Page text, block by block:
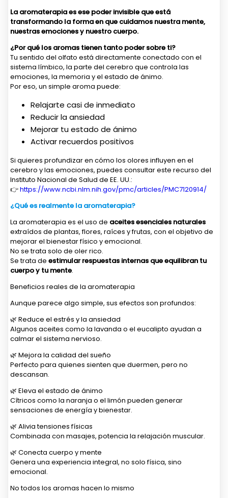
La aromaterapia es ese poder invisible que está
transformando la forma en que cuidamos nuestra mente,
nuestras emociones y nuestro cuerpo.
¿Por qué los aromas tienen tanto poder sobre ti?
Tu sentido del olfato está directamente conectado con el
sistema límbico, la parte del cerebro que controla las
emociones, la memoria y el estado de ánimo.
Por eso, un simple aroma puede:
Relajarte casi de inmediato
Reducir la ansiedad
Mejorar tu estado de ánimo
Activar recuerdos positivos
Si quieres profundizar en cómo los olores influyen en el
cerebro y las emociones, puedes consultar este recurso del
Instituto Nacional de Salud de EE. UU.:
👉https://www.ncbi.nlm.nih.gov/pmc/articles/PMC7120914/
¿Qué es realmente la aromaterapia?
La aromaterapia es el uso de aceites esenciales naturales
extraídos de plantas, flores, raíces y frutas, con el objetivo de
mejorar el bienestar físico y emocional.
No se trata solo de oler rico.
Se trata de estimular respuestas internas que equilibran tu
cuerpo y tu mente.
Beneficios reales de la aromaterapia
Aunque parece algo simple, sus efectos son profundos:
🌿 Reduce el estrés y la ansiedad
Algunos aceites como la lavanda o el eucalipto ayudan a
calmar el sistema nervioso.
🌿 Mejora la calidad del sueño
Perfecto para quienes sienten que duermen, pero no
descansan.
🌿 Eleva el estado de ánimo
Cítricos como la naranja o el limón pueden generar
sensaciones de energía y bienestar.
🌿 Alivia tensiones físicas
Combinada con masajes, potencia la relajación muscular.
🌿 Conecta cuerpo y mente
Genera una experiencia integral, no solo física, sino
emocional.
No todos los aromas hacen lo mismo